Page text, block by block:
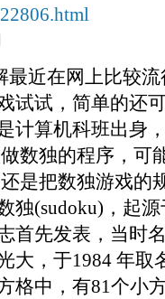
最近在网上比较
试试，简单的还
计算机科班出身
数独的程序，可
是把数独游戏的
独(sudoku)，起
首先发表，当时
大，于1984 年取
格中，有81个小